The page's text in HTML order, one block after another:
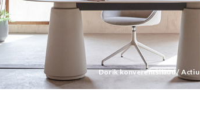
Dorik konverentsilaud / Actiu